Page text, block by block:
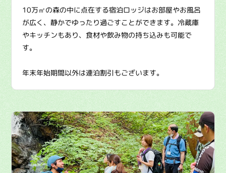
10万㎡の森の中に点在する宿泊ロッジはお部屋やお風呂
が広く、静かでゆったり過ごすことができます。冷蔵庫
やキッチンもあり、食材や飲み物の持ち込みも可能で
す。
年末年始期間以外は連泊割引もございます。